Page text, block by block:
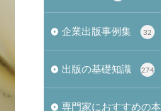
企業出版事例集 32
出版の基礎知識 274
専門家におすすめの本